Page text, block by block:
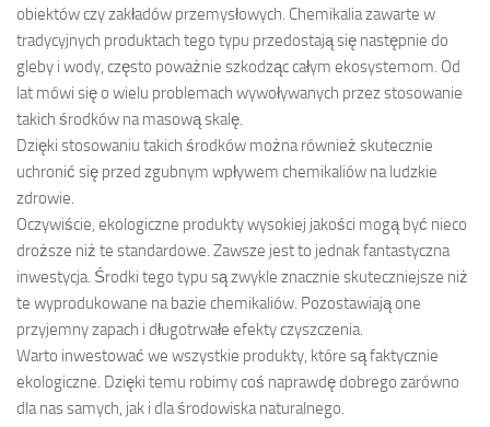
obiektów czy zakładów przemysłowych. Chemikalia zawarte w
tradycyjnych produktach tego typu przedostają się następnie do
gleby i wody, często poważnie szkodząc całym ekosystemom. Od
lat mówi się o wielu problemach wywoływanych przez stosowanie
takich środków na masową skalę.
Dzięki stosowaniu takich środków można również skutecznie
uchronić się przed zgubnym wpływem chemikaliów na ludzkie
zdrowie.
Oczywiście, ekologiczne produkty wysokiej jakości mogą być nieco
droższe niż te standardowe. Zawsze jest to jednak fantastyczna
inwestycja. Środki tego typu są zwykle znacznie skuteczniejsze niż
te wyprodukowane na bazie chemikaliów. Pozostawiają one
przyjemny zapach i długotrwałe efekty czyszczenia.
Warto inwestować we wszystkie produkty, które są faktycznie
ekologiczne. Dzięki temu robimy coś naprawdę dobrego zarówno
dla nas samych, jak i dla środowiska naturalnego.